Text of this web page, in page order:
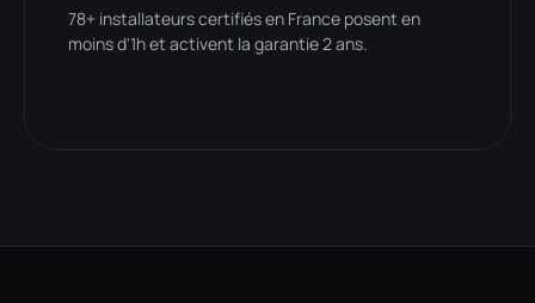
78+ installateurs certifiés en France posent en
moins d'1h et activent la garantie 2 ans.